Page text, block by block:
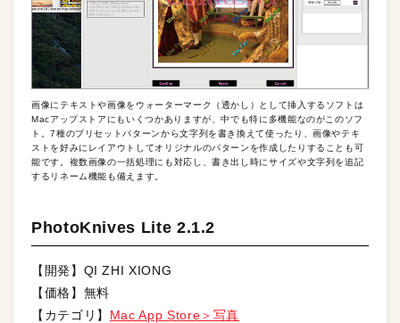
画像にテキストや画像をウォーターマーク（透かし）として挿入するソフトは
Macアップストアにもいくつかありますが、中でも特に多機能なのがこのソフ
ト。7種のプリセットパターンから文字列を書き換えて使ったり、画像やテキ
ストを好みにレイアウトしてオリジナルのパターンを作成したりすることも可
能です。複数画像の一括処理にも対応し、書き出し時にサイズや文字列を追記
するリネーム機能も備えます。
PhotoKnives Lite 2.1.2
【開発】QI ZHI XIONG
【価格】無料
【カテゴリ】 Mac App Store＞写真